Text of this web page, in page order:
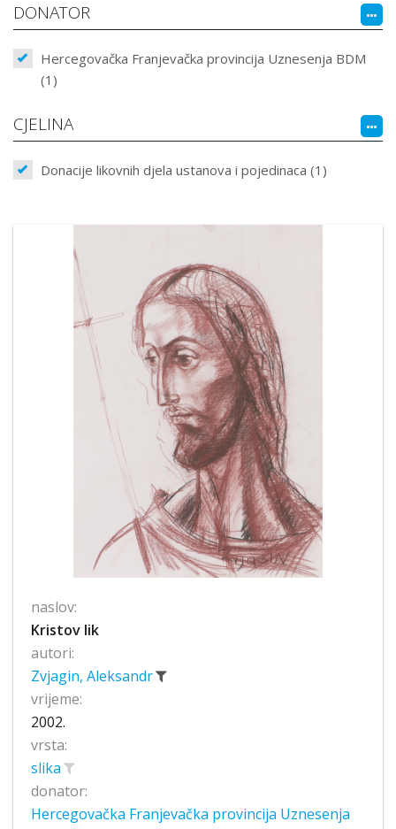
DONATOR
Hercegovačka Franjevačka provincija Uznesenja BDM
(1)
CJELINA
Donacije likovnih djela ustanova i pojedinaca (1)
naslov:
Kristov lik
autori:
Zvjagin, Aleksandr
vrijeme:
2002.
vrsta:
slika
donator:
Hercegovačka Franjevačka provincija Uznesenja